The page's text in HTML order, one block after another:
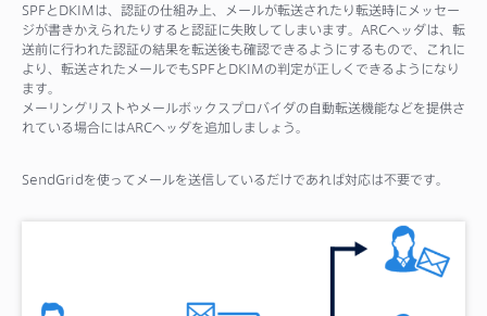
SPFとDKIMは、認証の仕組み上、メールが転送されたり転送時にメッセー
ジが書きかえられたりすると認証に失敗してしまいます。ARCヘッダは、転
送前に行われた認証の結果を転送後も確認できるようにするもので、これに
より、転送されたメールでもSPFとDKIMの判定が正しくできるようになり
ます。
メーリングリストやメールボックスプロバイダの自動転送機能などを提供さ
れている場合にはARCヘッダを追加しましょう。
SendGridを使ってメールを送信しているだけであれば対応は不要です。